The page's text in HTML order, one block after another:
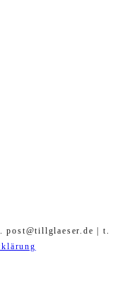
| t.